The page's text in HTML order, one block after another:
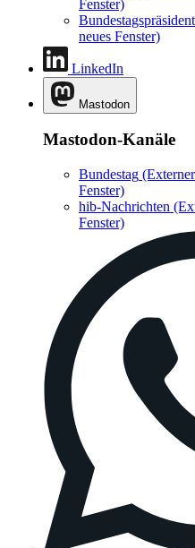
Fenster)
neues Fenster)
LinkedIn
Mastodon
Mastodon-Kanäle
Bundestag
Fenster)
hib-Nachrichten
Fenster)